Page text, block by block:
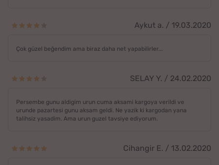
Aykut a. / 19.03.2020
Çok güzel beğendim ama biraz daha net yapabilirler...
SELAY Y. / 24.02.2020
Persembe gunu aldigim urun cuma aksami kargoya verildi ve
urunde pazartesi gunu aksam geldi. Ne yazik ki kargodan yana
talihsiz yasadim. Ama urun guzel tavsiye ediyorum.
Cihangir E. / 13.02.2020